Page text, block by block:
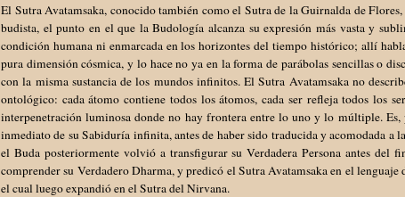
El Sutra Avatamsaka, conocido también como el Sutra de la Guirnalda de
budista, el punto en el que la Budología alcanza su expresión más vasta y
condición humana ni enmarcada en los horizontes del tiempo histórico; allí
pura dimensión cósmica, y lo hace no ya en la forma de parábolas sencillas o
con la misma sustancia de los mundos infinitos. El Sutra Avatamsaka no
ontológico: cada átomo contiene todos los átomos, cada ser refleja todos los
interpenetración luminosa donde no hay frontera entre lo uno y lo múltiple.
inmediato de su Sabiduría infinita, antes de haber sido traducida y acomodada a
el Buda posteriormente volvió a transfigurar su Verdadera Persona antes del
comprender su Verdadero Dharma, y predicó el Sutra Avatamsaka en el
el cual luego expandió en el Sutra del Nirvana.